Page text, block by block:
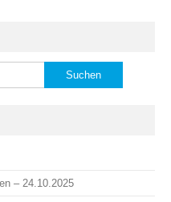
– 24.10.2025